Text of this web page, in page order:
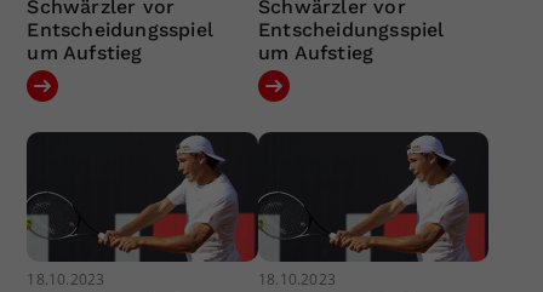
Schwärzler vor
Entscheidungsspiel
um Aufstieg
Schwärzler vor
Entscheidungsspiel
um Aufstieg
18.10.2023 18.10.2023